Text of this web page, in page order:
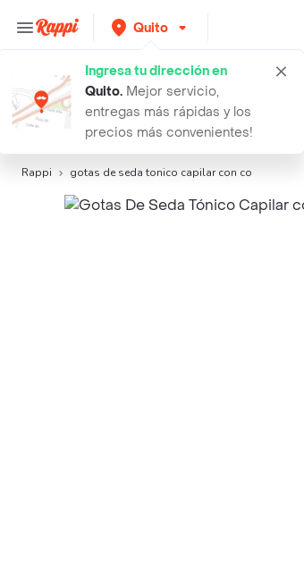
Quito
Ingresa tu dirección en
Quito. Mejor servicio,
entregas más rápidas y los
precios más convenientes!
Búsquedas relacionadas: Reparación y tratamiento
Rappi gotas de seda tonico capilar con co